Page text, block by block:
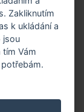
Zakliknutím
k ukládání a
jsou
Vám